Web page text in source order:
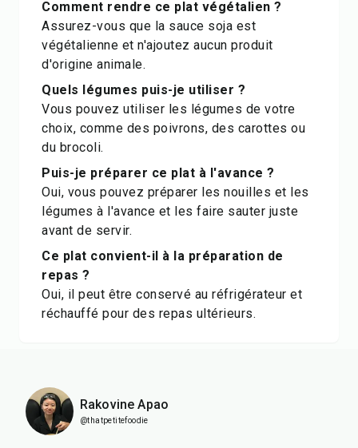
Comment rendre ce plat végétalien ?
Assurez-vous que la sauce soja est
végétalienne et n'ajoutez aucun produit
d'origine animale.
Quels légumes puis-je utiliser ?
Vous pouvez utiliser les légumes de votre
choix, comme des poivrons, des carottes ou
du brocoli.
Puis-je préparer ce plat à l'avance ?
Oui, vous pouvez préparer les nouilles et les
légumes à l'avance et les faire sauter juste
avant de servir.
Ce plat convient-il à la préparation de
repas ?
Oui, il peut être conservé au réfrigérateur et
réchauffé pour des repas ultérieurs.
Rakovine Apao
@thatpetitefoodie